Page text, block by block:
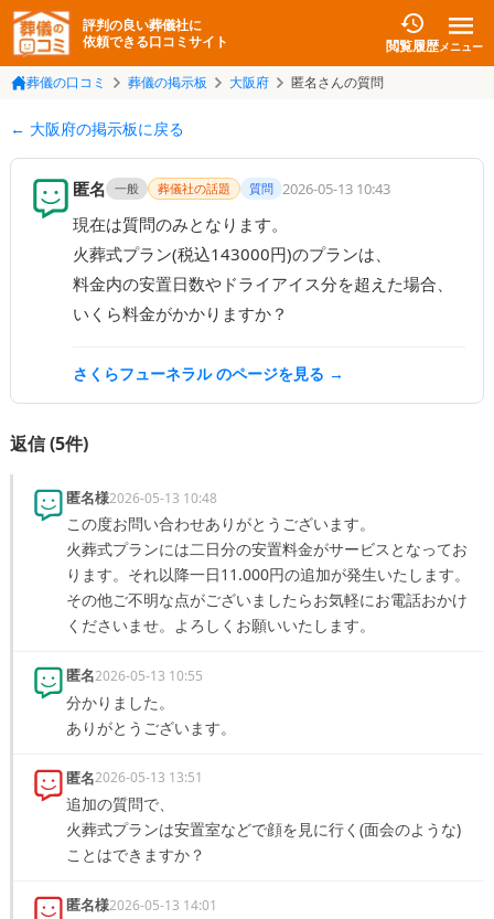
評判の良い葬儀社に
依頼できる口コミサイト
閲覧履歴メニュー
葬儀の口コミ 葬儀の掲示板 大阪府 匿名さんの質問
← 大阪府の掲示板に戻る
匿名 一般 葬儀社の話題 質問 2026-05-13 10:43
現在は質問のみとなります。
火葬式プラン(税込143000円)のプランは、
料金内の安置日数やドライアイス分を超えた場合、
いくら料金がかかりますか？
さくらフューネラルのページを見る →
返信 (5件)
匿名様2026-05-13 10:48
この度お問い合わせありがとうございます。
火葬式プランには二日分の安置料金がサービスとなってお
ります。それ以降一日11.000円の追加が発生いたします。
その他ご不明な点がございましたらお気軽にお電話おかけ
くださいませ。よろしくお願いいたします。
匿名2026-05-13 10:55
分かりました。
ありがとうございます。
匿名2026-05-13 13:51
追加の質問で、
火葬式プランは安置室などで顔を見に行く(面会のような)
ことはできますか？
匿名様2026-05-13 14:01